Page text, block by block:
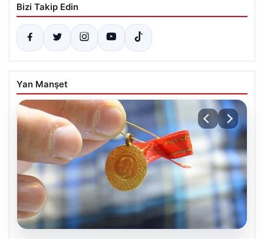
Bizi Takip Edin
Yan Manşet